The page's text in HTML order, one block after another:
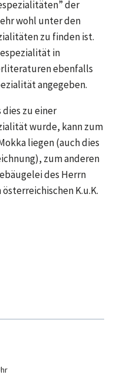
der
wohl unter den
zu finden ist.
in
ebenfalls
angegeben.
dies zu einer
wurde, kann zum
liegen (auch dies
zum anderen
des Herrn
K.u.K.